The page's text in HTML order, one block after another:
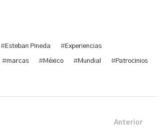
#Esteban Pineda #Experiencias
#marcas #México #Mundial #Patrocinios
Anterior